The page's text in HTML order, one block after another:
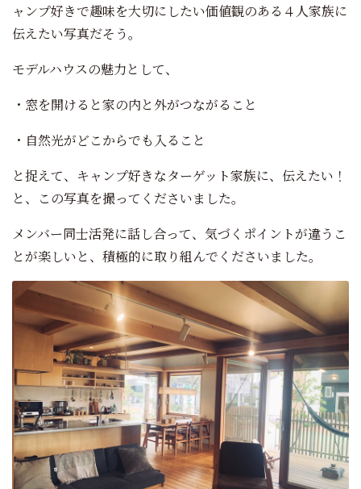
ャンプ好きで趣味を大切にしたい価値観のある４人家族に
伝えたい写真だそう。
モデルハウスの魅力として、
・窓を開けると家の内と外がつながること
・自然光がどこからでも入ること
と捉えて、キャンプ好きなターゲット家族に、伝えたい！
と、この写真を撮ってくださいました。
メンバー同士活発に話し合って、気づくポイントが違うこ
とが楽しいと、積極的に取り組んでくださいました。